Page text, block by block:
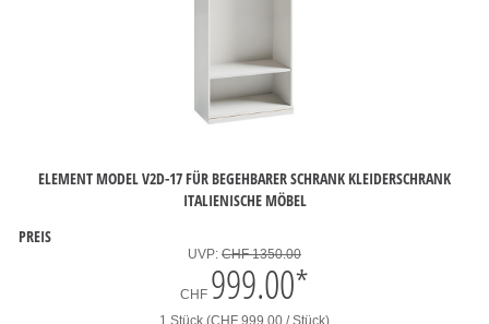
ELEMENT MODEL V2D-17 FÜR BEGEHBARER SCHRANK KLEIDERSCHRANK
ITALIENISCHE MÖBEL
PREIS
UVP: CHF 1350.00
CHF 999.00*
1 Stück (CHF 999.00 / Stück)